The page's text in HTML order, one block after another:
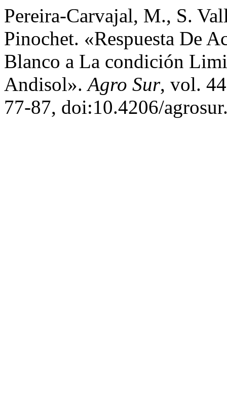
Pereira-Carvajal, M., S.
Pinochet. «Respuesta De
Blanco a La condición
Andisol».Agro Sur, vol.
77-87, doi:10.4206/